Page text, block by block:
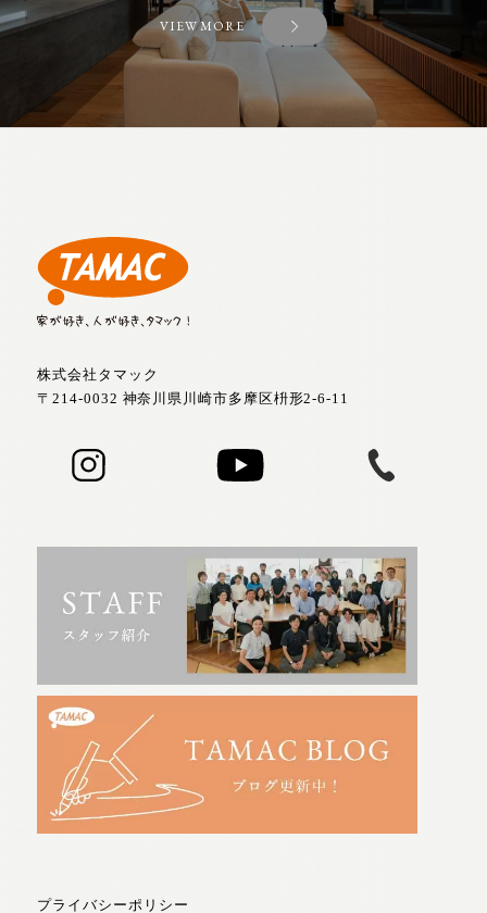
VIEW MORE
株式会社タマック
〒214-0032 神奈川県川崎市多摩区枡形2-6-11
プライバシーポリシー